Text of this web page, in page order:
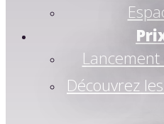
Découvrez